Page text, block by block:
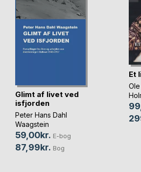
Glimt af livet ved
isfjorden
Peter Hans Dahl
Waagstein
59,00kr. E-bog
87,99kr. Bog
Et